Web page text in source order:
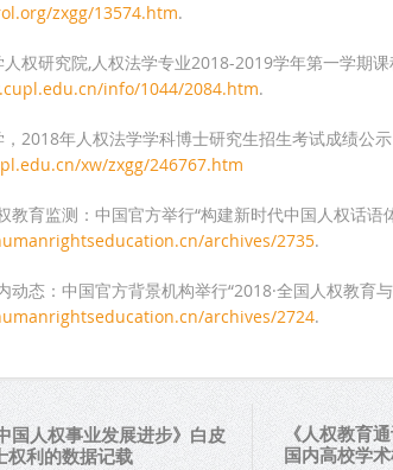
zxgg/13574.htm.
权研究院,人权法学专业2018-2019学年第一学期课
info/1044/2084.htm.
2018年人权法学学科博士研究生招生考试成绩公示
xw/zxgg/246767.htm
教育监测：中国官方举行“构建新时代中国人权话语
archives/2735.
动态：中国官方背景机构举行“2018·全国人权教育与
archives/2724.
国人权事业发展进步》白皮
权利的数据记载
《人权教育
国内高校学